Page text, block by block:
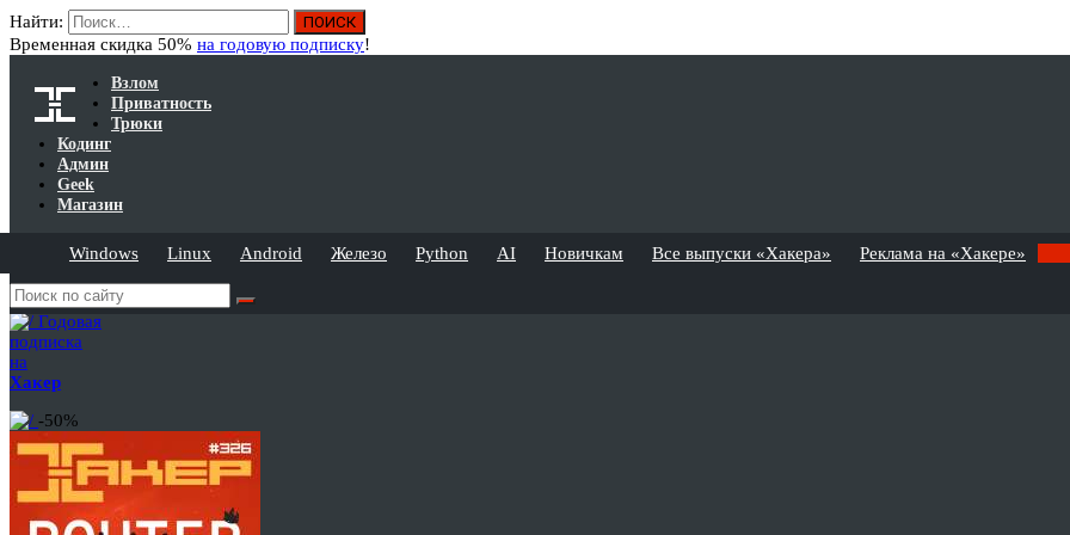
Найти:
Временная скидка 50% на годовую подписку!
Взлом
Приватность
Трюки
Кодинг
Админ
Geek
Магазин
Windows Linux Android Железо Python AI Новичкам Все выпуски «Хакера» Реклама на «Хакере»
Годовая
подписка
на
Хакер
-50%